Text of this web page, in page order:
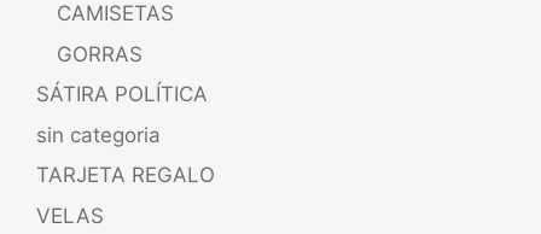
CAMISETAS
GORRAS
SÁTIRA POLÍTICA
sin categoria
TARJETA REGALO
VELAS